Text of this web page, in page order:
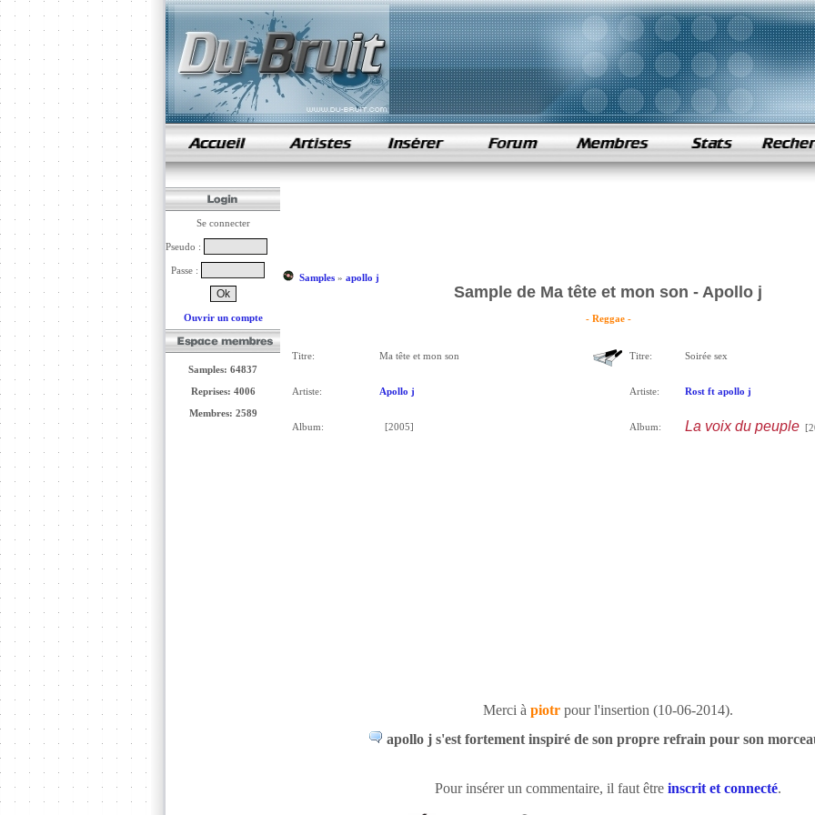
samples de rap
Se connecter
Pseudo :
Passe :
Ouvrir un compte
Samples: 64837
Reprises: 4006
Membres: 2589
Samples» apollo j
Sample de Ma tête et mon son - Apollo j
- Reggae -
Titre: Ma tête et mon son
Artiste: Apollo j
Album: [2005]
Titre: Soirée sex
Artiste: Rost ft apollo j
Album: La voix du peuple
Merci à piotr pour l'insertion (10-06-2014).
apollo j s'est fortement inspiré de son propre refrain pour son
Pour insérer un commentaire, il faut être inscrit et connecté.